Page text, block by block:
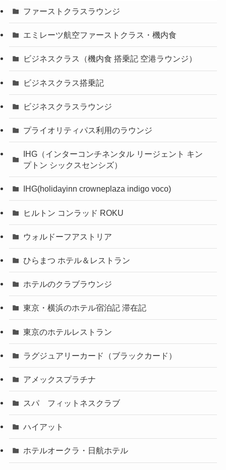
ファーストクラスラウンジ
エミレーツ航空ファーストクラス・機内食
ビジネスクラス（機内食 搭乗記 空港ラウンジ）
ビジネスクラス搭乗記
ビジネスクラスラウンジ
プライオリティパス利用のラウンジ
IHG（インターコンチネンタル リージェント キン
プトン シックスセンシズ）
IHG(holidayinn crowneplaza indigo voco)
ヒルトン コンラッド ROKU
ウォルドーフアストリア
ひらまつ ホテル＆レストラン
ホテルのクラブラウンジ
東京・横浜のホテル宿泊記 滞在記
東京のホテルレストラン
ラグジュアリーカード（ブラックカード）
アメックスプラチナ
スパ フィットネスクラブ
ハイアット
ホテルオークラ・日航ホテル